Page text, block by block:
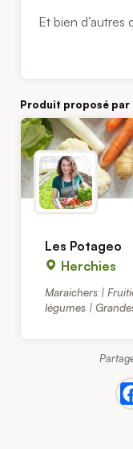
Et bien d’autres
Produit proposé par
Les Potageo
Herchies
Maraichers |
légumes |